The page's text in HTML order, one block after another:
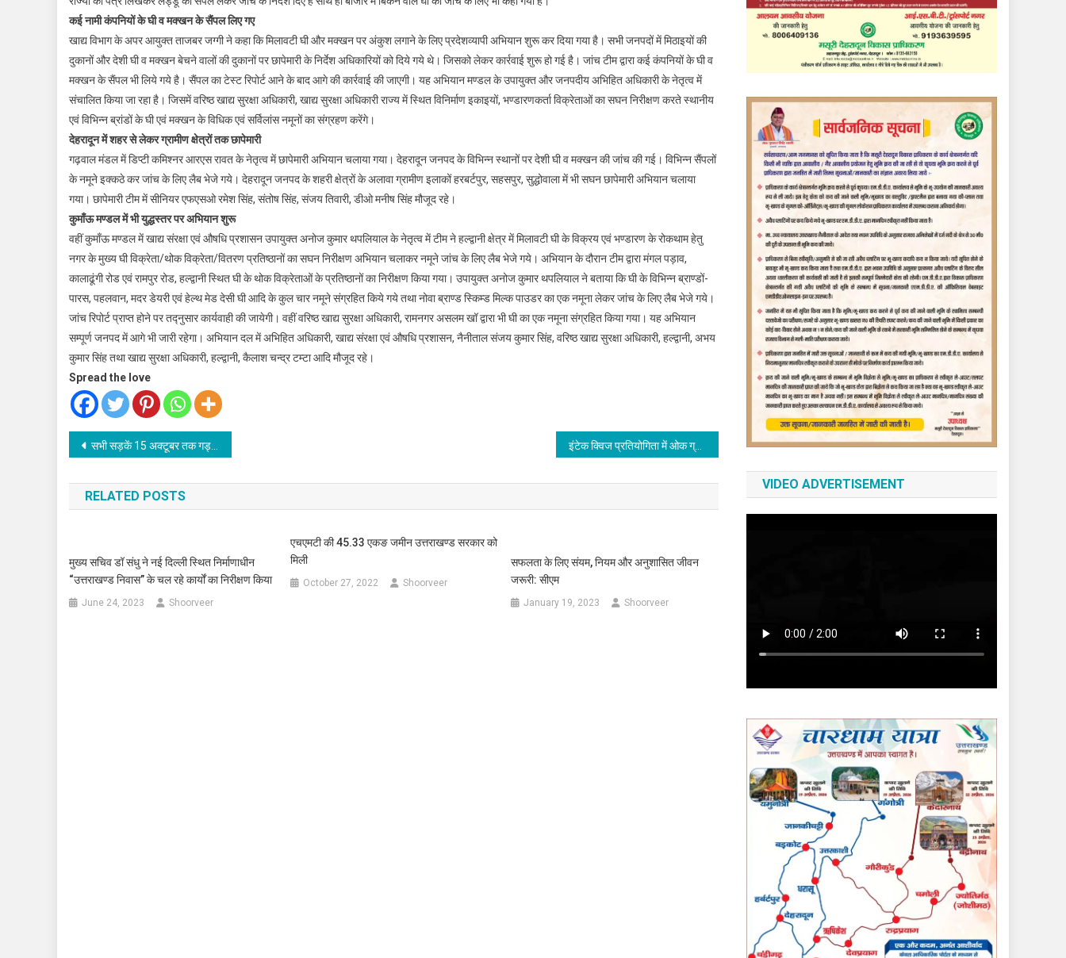
कई नामी कंपनियों के घी व मक्खन के सैंपल लिए गए
खाद्य विभाग के अपर आयुक्त ताजबर जग्गी ने कहा कि मिलावटी घी और मक्खन पर अंकुश लगाने के लिए प्रदेशव्यापी अभियान शुरू कर दिया गया है। सभी जनपदों में मिठाइयों की
दुकानों और देशी घी व मक्खन बेचने वालों की दुकानों पर छापेमारी के निर्देश अधिकारियों को दिये गये थे। जिसको लेकर कार्रवाई शुरू हो गई है। जांच टीम द्वारा कई कंपनियों के घी व
मक्खन के सैंपल भी लिये गये है। सैंपल का टेस्ट रिपोर्ट आने के बाद आगे की कार्रवाई की जाएगी। यह अभियान मण्डल के उपायुक्त और जनपदीय अभिहित अधिकारी के नेतृत्व में
संचालित किया जा रहा है। जिसमें वरिष्ठ खाद्य सुरक्षा अधिकारी, खाद्य सुरक्षा अधिकारी राज्य में स्थित विनिर्माण इकाइयों, भण्डारणकर्ता विक्रेताओं का सघन निरीक्षण करते स्थानीय
एवं विभिन्न ब्रांडों के घी एवं मक्खन के विधिक एवं सर्विलांस नमूनों का संग्रहण करेंगे।
देहरादून में शहर से लेकर ग्रामीण क्षेत्रों तक छापेमारी
गढ़वाल मंडल में डिप्टी कमिश्नर आरएस रावत के नेतृत्व में छापेमारी अभियान चलाया गया। देहरादून जनपद के विभिन्न स्थानों पर देशी घी व मक्खन की जांच की गई। विभिन्न सैंपलों
के नमूने इक्कठे कर जांच के लिए लैब भेजे गये। देहरादून जनपद के शहरी क्षेत्रों के अलावा ग्रामीण इलाकों हरबर्टपुर, सहसपुर, सुद्धोवाला में भी सघन छापेमारी अभियान चलाया
गया। छापेमारी टीम में सीनियर एफएसओ रमेश सिंह, संतोष सिंह, संजय तिवारी, डीओ मनीष सिंह मौजूद रहे।
कुमाँऊ मण्डल में भी युद्धस्तर पर अभियान शुरू
वहीं कुमाँऊ मण्डल में खाद्य संरक्षा एवं औषधि प्रशासन उपायुक्त अनोज कुमार थपलियाल के नेतृत्व में टीम ने हल्द्वानी क्षेत्र में मिलावटी घी के विक्रय एवं भण्डारण के रोकथाम हेतु
नगर के मुख्य घी विक्रेता/थोक विक्रेता/वितरण प्रतिष्ठानों का सघन निरीक्षण अभियान चलाकर नमूने जांच के लिए लैब भेजे गये। अभियान के दौरान टीम द्वारा मंगल पड़ाव,
कालाढूंगी रोड एवं रामपुर रोड, हल्द्वानी स्थित घी के थोक विक्रेताओं के प्रतिष्ठानों का निरीक्षण किया गया। उपायुक्त अनोज कुमार थपलियाल ने बताया कि घी के विभिन्न ब्राण्डों-
पारस, पहलवान, मदर डेयरी एवं हेल्थ मेड देसी घी आदि के कुल चार नमूने संग्रहित किये गये तथा नोवा ब्राण्ड स्किम्ड मिल्क पाउडर का एक नमूना लेकर जांच के लिए लैब भेजे गये।
जांच रिपोर्ट प्राप्त होने पर तद्नुसार कार्यवाही की जायेगी। वहीं वरिष्ठ खाद्य सुरक्षा अधिकारी, रामनगर असलम खॉ द्वारा भी घी का एक नमूना संग्रहित किया गया। यह अभियान
सम्पूर्ण जनपद में आगे भी जारी रहेगा। अभियान दल में अभिहित अधिकारी, खाद्य संरक्षा एवं औषधि प्रशासन, नैनीताल संजय कुमार सिंह, वरिष्ठ खाद्य सुरक्षा अधिकारी, हल्द्वानी, अभय
कुमार सिंह तथा खाद्य सुरक्षा अधिकारी, हल्द्वानी, कैलाश चन्द्र टम्टा आदि मौजूद रहे।
Spread the love
Post
navigation
सभी सड़कें 15 अक्टूबर तक गड्ढ़ा मुक्त की जाएं-सीएम इंटेक क्विज प्रतियोगिता में ओक ग्रोव स्कूल ने मारी बाजी
RELATED POSTS
मुख्य सचिव डॉ संधु ने नई दिल्ली स्थित निर्माणाधीन
“उत्तराखण्ड निवास” के चल रहे कार्यों का निरीक्षण किया
June 24, 2023 Shoorveer
एचएमटी की 45.33 एकङ जमीन उत्तराखण्ड सरकार को
मिली
October 27, 2022 Shoorveer
सफलता के लिए संयम, नियम और अनुशासित जीवन
जरूरी: सीएम
January 19, 2023 Shoorveer
VIDEO ADVERTISEMENT